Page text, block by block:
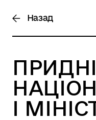
Назад
І